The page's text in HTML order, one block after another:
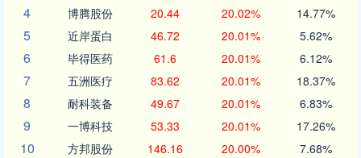
4 博腾股份 20.44 20.02% 14.77%
5 近岸蛋白 46.72 20.01% 5.62%
6 毕得医药 61.6 20.01% 6.12%
7 五洲医疗 83.62 20.01% 18.37%
8 耐科装备 49.67 20.01% 6.83%
9 一博科技 53.33 20.01% 17.26%
10 方邦股份 146.16 20.00% 7.68%